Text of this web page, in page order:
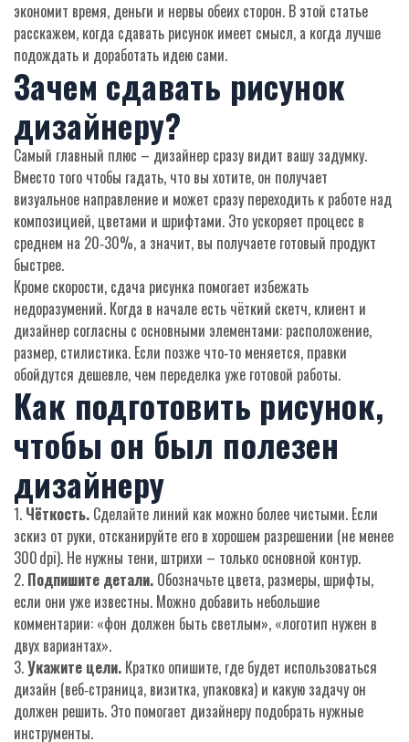
экономит время, деньги и нервы обеих сторон. В этой статье
расскажем, когда сдавать рисунок имеет смысл, а когда лучше
подождать и доработать идею сами.
Зачем сдавать рисунок
дизайнеру?
Самый главный плюс – дизайнер сразу видит вашу задумку.
Вместо того чтобы гадать, что вы хотите, он получает
визуальное направление и может сразу переходить к работе над
композицией, цветами и шрифтами. Это ускоряет процесс в
среднем на 20‑30%, а значит, вы получаете готовый продукт
быстрее.
Кроме скорости, сдача рисунка помогает избежать
недоразумений. Когда в начале есть чёткий скетч, клиент и
дизайнер согласны с основными элементами: расположение,
размер, стилистика. Если позже что‑то меняется, правки
обойдутся дешевле, чем переделка уже готовой работы.
Как подготовить рисунок,
чтобы он был полезен
дизайнеру
1. Чёткость. Сделайте линий как можно более чистыми. Если
эскиз от руки, отсканируйте его в хорошем разрешении (не менее
300 dpi). Не нужны тени, штрихи – только основной контур.
2. Подпишите детали. Обозначьте цвета, размеры, шрифты,
если они уже известны. Можно добавить небольшие
комментарии: «фон должен быть светлым», «логотип нужен в
двух вариантах».
3.Укажите цели. Кратко опишите, где будет использоваться
дизайн (веб‑страница, визитка, упаковка) и какую задачу он
должен решить. Это помогает дизайнеру подобрать нужные
инструменты.